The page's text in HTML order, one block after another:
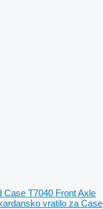
Case T7040 Front Axle
vratilo za Case